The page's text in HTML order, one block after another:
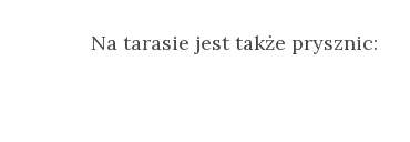
Na tarasie jest także prysznic: